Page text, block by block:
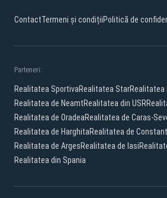
ContactTermeni și condițiiPolitică de
Parteneri:
Realitatea SportivaRealitatea StarRealitatea
Realitatea de NeamtRealitatea din USR
Realitatea de OradeaRealitatea de Caras-
Realitatea de HarghitaRealitatea de
Realitatea de ArgesRealitatea de Iasi
Realitatea din Spania